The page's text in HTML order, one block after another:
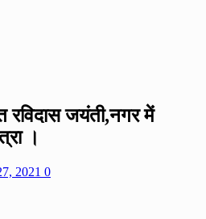
रविदास जयंती,नगर में
।
2021 0